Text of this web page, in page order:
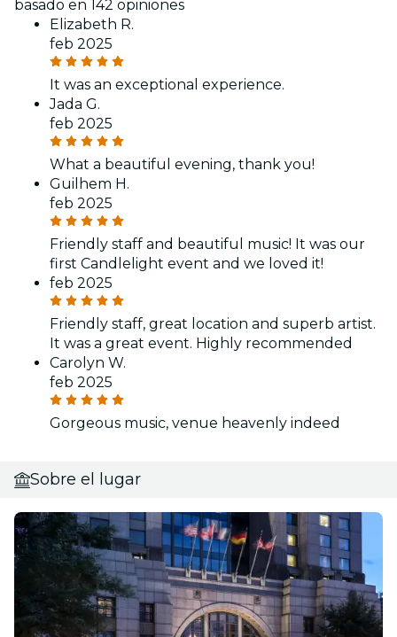
basado en 142 opiniones
Elizabeth R.
feb 2025
It was an exceptional experience.
Jada G.
feb 2025
What a beautiful evening, thank you!
Guilhem H.
feb 2025
Friendly staff and beautiful music! It was our
first Candlelight event and we loved it!
feb 2025
Friendly staff, great location and superb artist.
It was a great event. Highly recommended
Carolyn W.
feb 2025
Gorgeous music, venue heavenly indeed
Sobre el lugar